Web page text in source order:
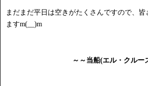
まだまだ平日は空きがたくさんですので、
ますm(__)m
～～当船(エル・クルー